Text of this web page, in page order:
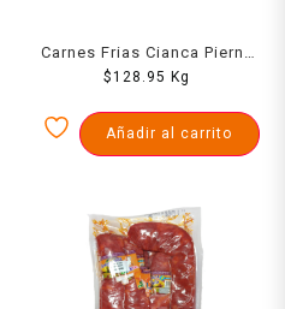
Carnes Frias Cianca Pierna
Ahumada Al Vacio 1000 Grs
$128.95 Kg
Añadir al carrito